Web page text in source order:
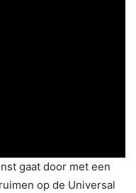
gaat door met een
op de Universal